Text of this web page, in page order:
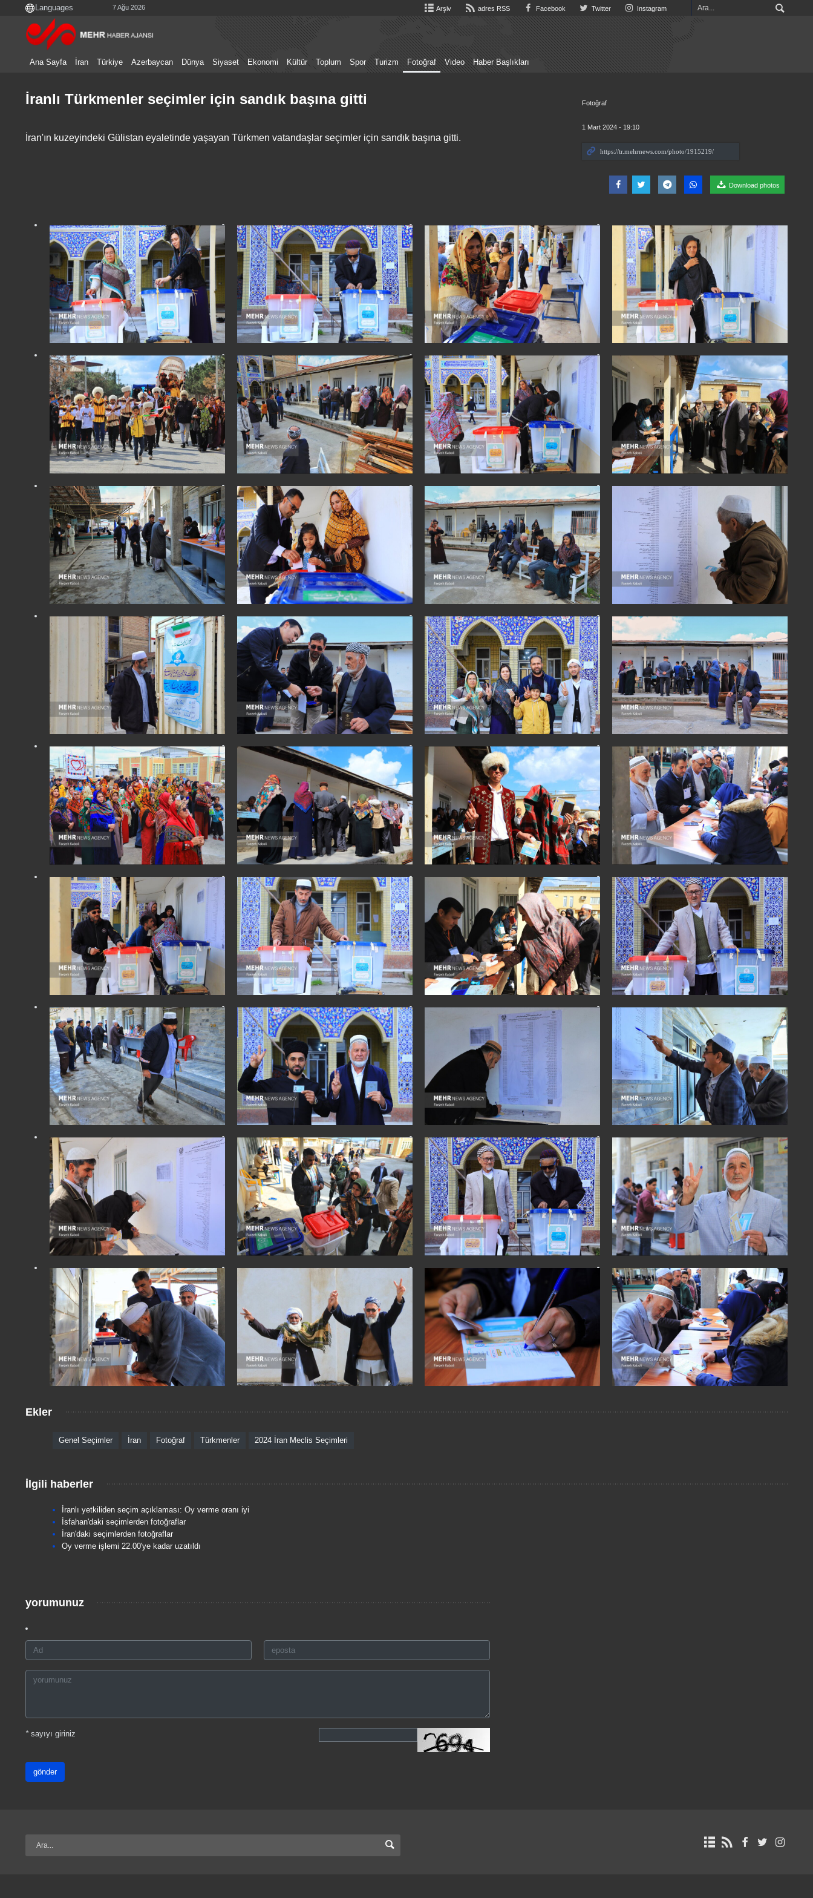
7 Ağu 2026 Arşiv adres RSS Facebook Twitter Instagram
Ana Sayfa İran Türkiye Azerbaycan Dünya Siyaset Ekonomi Kültür Toplum Spor Turizm Fotoğraf Video Haber Başlıkları
Fotoğraf
1 Mart 2024 - 19:10
Download photos
İranlı Türkmenler seçimler için sandık başına gitti
İran'ın kuzeyindeki Gülistan eyaletinde yaşayan Türkmen vatandaşlar seçimler için sandık başına gitti.
Ekler
Genel Seçimler İran Fotoğraf Türkmenler 2024 İran Meclis Seçimleri
İlgili haberler
İranlı yetkiliden seçim açıklaması: Oy verme oranı iyi
İsfahan'daki seçimlerden fotoğraflar
İran'daki seçimlerden fotoğraflar
Oy verme işlemi 22.00'ye kadar uzatıldı
yorumunuz
*sayıyı giriniz
gönder